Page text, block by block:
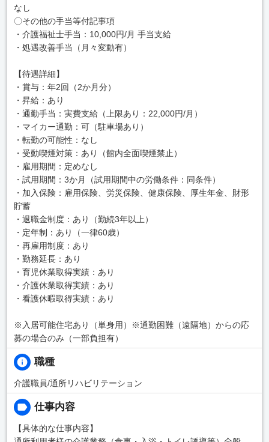
なし
〇その他の手当等付記事項
・介護福祉士手当：10,000円/月 手当支給
・処遇改善手当（月々変動有）
【待遇詳細】
・賞与：年2回（2か月分）
・昇給：あり
・通勤手当：実費支給（上限あり：22,000円/月）
・マイカー通勤：可（駐車場あり）
・転勤の可能性：なし
・受動喫煙対策：あり（館内全面喫煙禁止）
・雇用期間：定めなし
・試用期間：3か月（試用期間中の労働条件：同条件）
・加入保険：雇用保険、労災保険、健康保険、厚生年金、財形
貯蓄
・退職金制度：あり（勤続3年以上）
・定年制：あり（一律60歳）
・再雇用制度：あり
・勤務延長：あり
・育児休業取得実績：あり
・介護休業取得実績：あり
・看護休暇取得実績：あり
※入居可能住宅あり（単身用）※通勤困難（遠隔地）からの応
募の場合のみ（一部負担有）
職種
介護職員/通所リハビリテーション
仕事内容
【具体的な仕事内容】